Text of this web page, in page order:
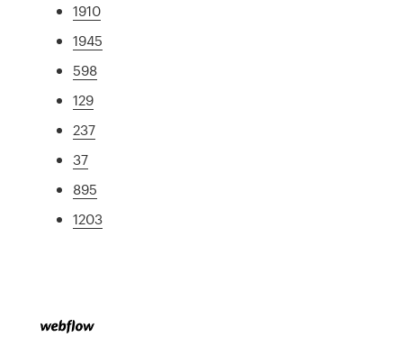
1910
1945
598
129
237
37
895
1203